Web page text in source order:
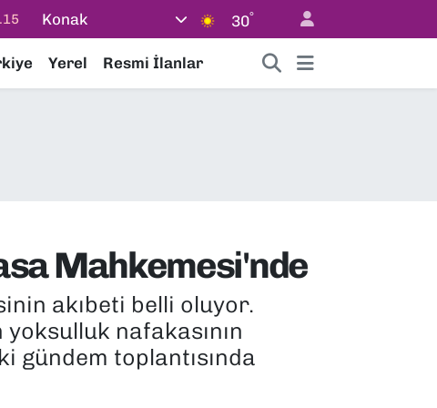
Konak 30°
Yerel Resmi İlanlar
Mahkemesi'nde
akıbeti belli oluyor.
nafakasının
toplantısında